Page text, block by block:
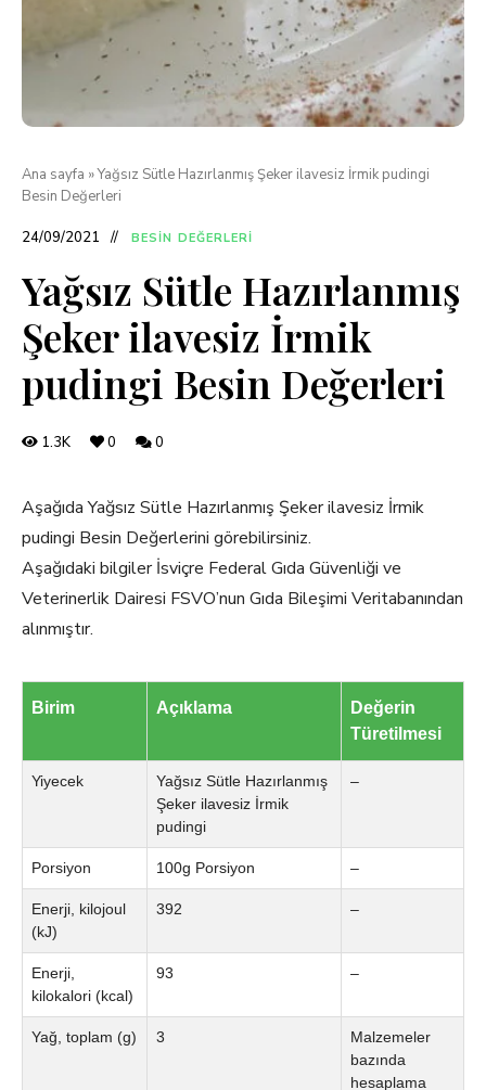
Ana sayfa »Yağsız Sütle Hazırlanmış Şeker ilavesiz İrmik pudingi
Besin Değerleri
24/09/2021 BESIN DEĞERLERI
Yağsız Sütle Hazırlanmış
Şeker ilavesiz İrmik
pudingi Besin Değerleri
1.3K 0 0
Aşağıda Yağsız Sütle Hazırlanmış Şeker ilavesiz İrmik
pudingi Besin Değerlerini görebilirsiniz.
Aşağıdaki bilgiler İsviçre Federal Gıda Güvenliği ve
Veterinerlik Dairesi FSVO’nun Gıda Bileşimi Veritabanından
alınmıştır.
Birim Açıklama
Değerin
Türetilmesi
Yiyecek
Yağsız Sütle Hazırlanmış
Şeker ilavesiz İrmik
pudingi
–
Porsiyon 100g Porsiyon –
Enerji, kilojoul
(kJ)
392 –
Enerji,
kilokalori (kcal)
93 –
Yağ, toplam (g) 3
Malzemeler
bazında
hesaplama